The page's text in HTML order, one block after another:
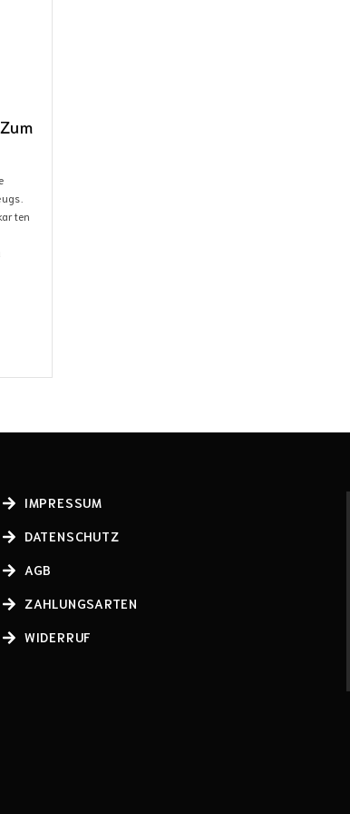
IMPRESSUM
DATENSCHUTZ
AGB
ZAHLUNGSARTEN
WIDERRUF